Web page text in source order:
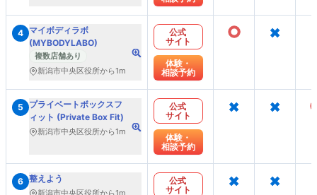
4 マイボディラボ
(MYBODYLABO)
複数店舗あり
新潟市中央区役所から1m
公式
サイト
体験・
相談予約
○ ×
5
プライベートボックスフ
ィット (Private Box Fit)
新潟市中央区役所から1m
公式
サイト
体験・
相談予約
× ×
6 整えよう
公式
サイト
× ×